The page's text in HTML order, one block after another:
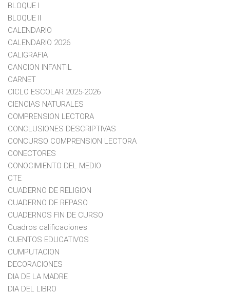
BLOQUE I
BLOQUE II
CALENDARIO
CALENDARIO 2026
CALIGRAFIA
CANCION INFANTIL
CARNET
CICLO ESCOLAR 2025-2026
CIENCIAS NATURALES
COMPRENSION LECTORA
CONCLUSIONES DESCRIPTIVAS
CONCURSO COMPRENSION LECTORA
CONECTORES
CONOCIMIENTO DEL MEDIO
CTE
CUADERNO DE RELIGION
CUADERNO DE REPASO
CUADERNOS FIN DE CURSO
Cuadros calificaciones
CUENTOS EDUCATIVOS
CUMPUTACION
DECORACIONES
DIA DE LA MADRE
DIA DEL LIBRO